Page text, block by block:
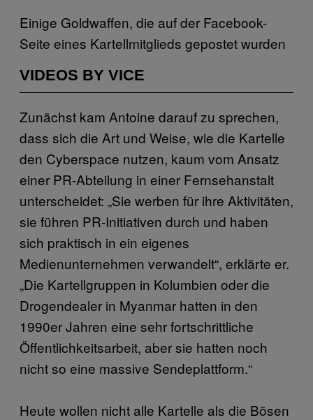
Einige Goldwaffen, die auf der Facebook-
Seite eines Kartellmitglieds gepostet wurden
VIDEOS BY VICE
Zunächst kam Antoine darauf zu sprechen,
dass sich die Art und Weise, wie die Kartelle
den Cyberspace nutzen, kaum vom Ansatz
einer PR-Abteilung in einer Fernsehanstalt
unterscheidet: „Sie werben für ihre Aktivitäten,
sie führen PR-Initiativen durch und haben
sich praktisch in ein eigenes
Medienunternehmen verwandelt“, erklärte er.
„Die Kartellgruppen in Kolumbien oder die
Drogendealer in Myanmar hatten in den
1990er Jahren eine sehr fortschrittliche
Öffentlichkeitsarbeit, aber sie hatten noch
nicht so eine massive Sendeplattform.“
Heute wollen nicht alle Kartelle als die Bösen